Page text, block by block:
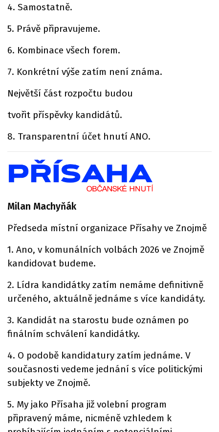
4. Samostatně.
5. Právě připravujeme.
6. Kombinace všech forem.
7. Konkrétní výše zatím není známa.
Největší část rozpočtu budou
tvořit příspěvky kandidátů.
8. Transparentní účet hnutí ANO.
Milan Machyňák
Předseda místní organizace Přísahy ve Znojmě
1. Ano, v komunálních volbách 2026 ve Znojmě
kandidovat budeme.
2. Lídra kandidátky zatím nemáme definitivně
určeného, aktuálně jednáme s více kandidáty.
3. Kandidát na starostu bude oznámen po
finálním schválení kandidátky.
4. O podobě kandidatury zatím jednáme. V
současnosti vedeme jednání s více politickými
subjekty ve Znojmě.
5. My jako Přísaha již volební program
připravený máme, nicméně vzhledem k